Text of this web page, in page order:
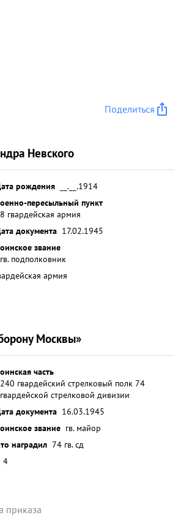
Поделиться
Невского
рождения
__.__.1914
пересыльный пункт
8 гвардейская армия
документа 17.02.1945
звание
гв. подполковник
армия
Москвы»
часть
240 гвардейский стрелковый полк 74
гвардейской стрелковой дивизии
документа 16.03.1945
звание гв. майор
наградил 74 гв. сд
4
приказа